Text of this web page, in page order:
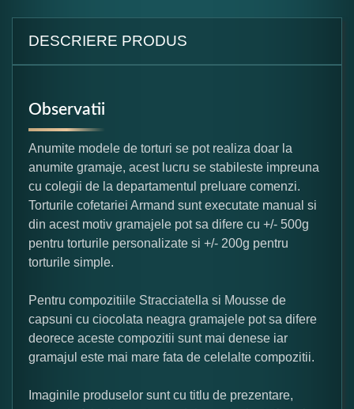
DESCRIERE PRODUS
Observatii
Anumite modele de torturi se pot realiza doar la
anumite gramaje, acest lucru se stabileste impreuna
cu colegii de la departamentul preluare comenzi.
Torturile cofetariei Armand sunt executate manual si
din acest motiv gramajele pot sa difere cu +/- 500g
pentru torturile personalizate si +/- 200g pentru
torturile simple.
Pentru compozitiile Stracciatella si Mousse de
capsuni cu ciocolata neagra gramajele pot sa difere
deorece aceste compozitii sunt mai denese iar
gramajul este mai mare fata de celelalte compozitii.
Imaginile produselor sunt cu titlu de prezentare,